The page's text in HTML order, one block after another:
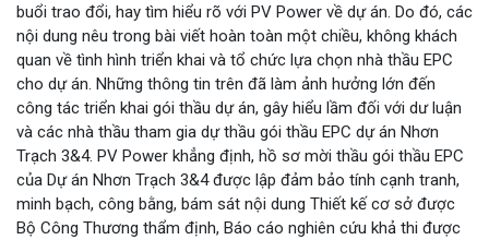
buổi trao đổi, hay tìm hiểu rõ với PV Power về dự án. Do đó, các
nội dung nêu trong bài viết hoàn toàn một chiều, không khách
quan về tình hình triển khai và tổ chức lựa chọn nhà thầu EPC
cho dự án. Những thông tin trên đã làm ảnh hưởng lớn đến
công tác triển khai gói thầu dự án, gây hiểu lầm đối với dư luận
và các nhà thầu tham gia dự thầu gói thầu EPC dự án Nhơn
Trạch 3&4. PV Power khẳng định, hồ sơ mời thầu gói thầu EPC
của Dự án Nhơn Trạch 3&4 được lập đảm bảo tính cạnh tranh,
minh bạch, công bằng, bám sát nội dung Thiết kế cơ sở được
Bộ Công Thương thẩm định, Báo cáo nghiên cứu khả thi được